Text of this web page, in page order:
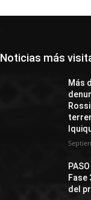
Noticias más
Más
Fase
del